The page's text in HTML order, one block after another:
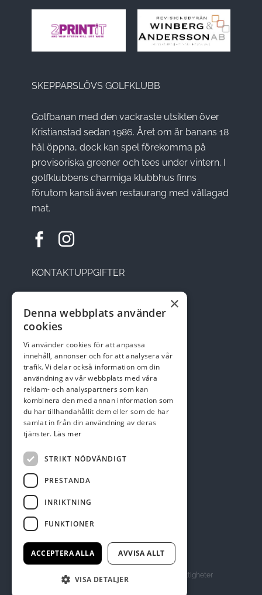
SKEPPARSLÖVS GOLFKLUBB
Golfbanan med den vackraste utsikten över
Kristianstad sedan 1986. Året om är banans 18
hål öppna, dock kan spel förekomma på
provisoriska greener och tees under vintern. I
golfklubbens charmiga klubbhus finns
förutom kansli även restaurang med vällagad
mat.
KONTAKTUPPGIFTER
Sätesvägen 14, 291 92 Kristianstad
Telefon: 044-22 95 08
Email:kansli@skepparslovsgk.se
Swish nr 123 137 47 01
© Copyright 2026 skepparlovsgk.se, alla rättigheter
×
Denna webbplats använder
cookies
Vi använder cookies för att anpassa
innehåll, annonser och för att analysera vår
trafik. Vi delar också information om din
användning av vår webbplats med våra
reklam- och analyspartners som kan
kombinera den med annan information som
du har tillhandahållit dem eller som de har
samlat in från din användning av deras
tjänster. Läs mer
STRIKT NÖDVÄNDIGT
PRESTANDA
INRIKTNING
FUNKTIONER
ACCEPTERA ALLA AVVISA ALLT
VISA DETALJER